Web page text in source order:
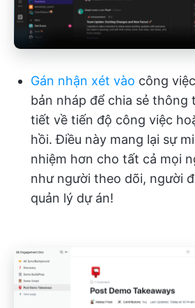
Gán nhận xét vào công
bản nháp để chia sẻ thông
tiết về tiến độ công việc
hồi. Điều này mang lại sự
nhiệm hơn cho tất cả mọi
như người theo dõi, người
quản lý dự án!